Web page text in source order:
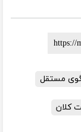
مستقل
کلان